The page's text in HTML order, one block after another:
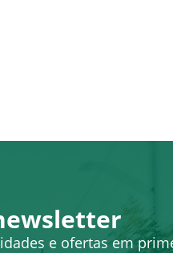
e ofertas em